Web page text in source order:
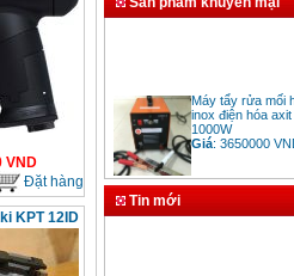
VND
Đặt hàng
KPT 12ID
inox điện hóa axit
1000W
Giá:3650000
Tin mới